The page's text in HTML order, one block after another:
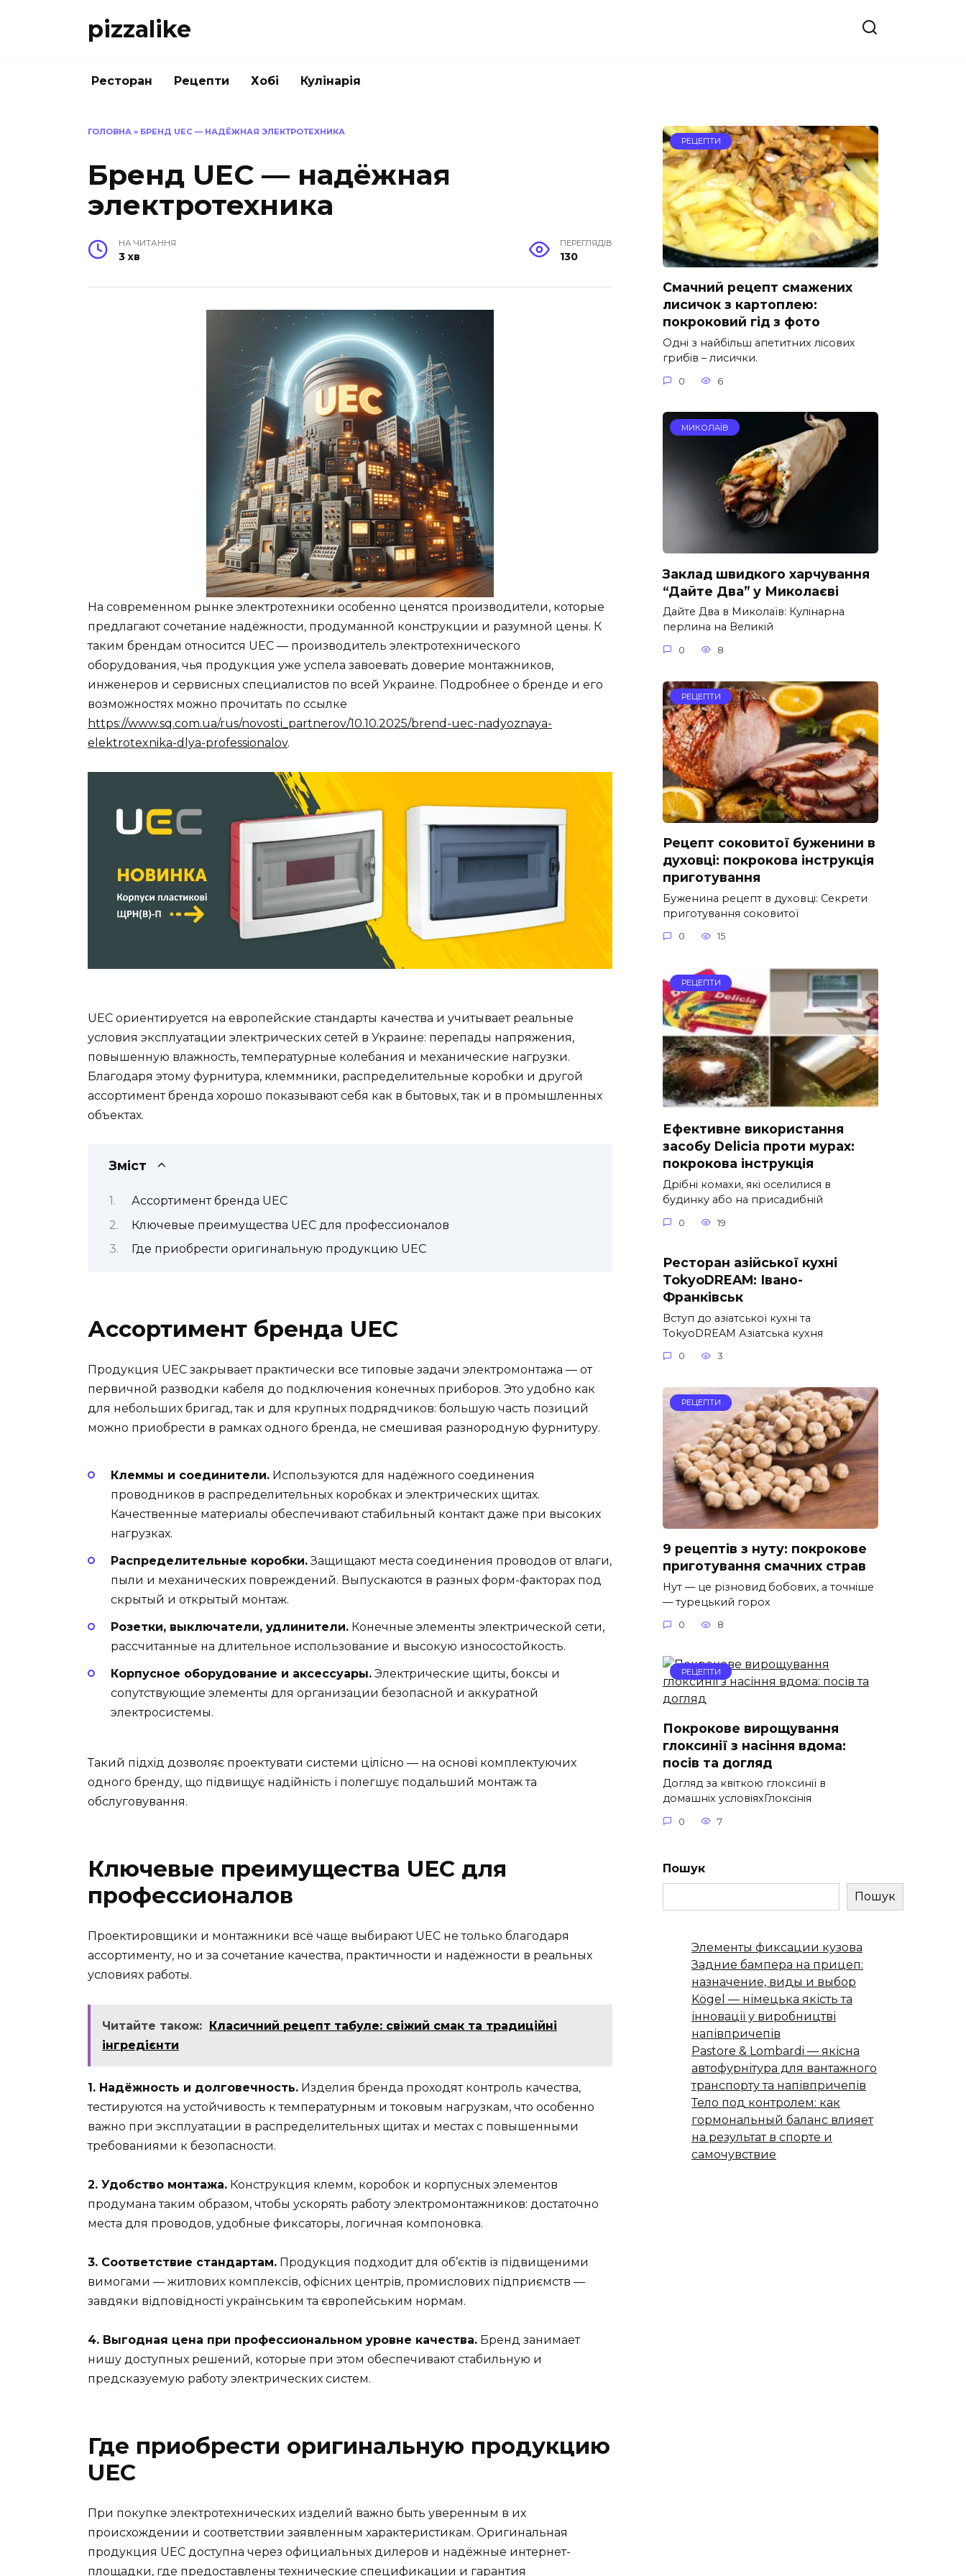
pizzalike
Ресторан Рецепти Хобі Кулінарія
ГОЛОВНА » БРЕНД UEC — НАДЁЖНАЯ ЭЛЕКТРОТЕХНИКА
Бренд UEC — надёжная
электротехника
НА ЧИТАННЯ
3 хв
ПЕРЕГЛЯДІВ
130
На современном рынке электротехники особенно ценятся производители, которые
предлагают сочетание надёжности, продуманной конструкции и разумной цены. К
таким брендам относится UEC — производитель электротехнического
оборудования, чья продукция уже успела завоевать доверие монтажников,
инженеров и сервисных специалистов по всей Украине. Подробнее о бренде и его
возможностях можно прочитать по ссылке
https://www.sq.com.ua/rus/novosti_partnerov/10.10.2025/brend-uec-nadyoznaya-
elektrotexnika-dlya-professionalov.
UEC ориентируется на европейские стандарты качества и учитывает реальные
условия эксплуатации электрических сетей в Украине: перепады напряжения,
повышенную влажность, температурные колебания и механические нагрузки.
Благодаря этому фурнитура, клеммники, распределительные коробки и другой
ассортимент бренда хорошо показывают себя как в бытовых, так и в промышленных
объектах.
Зміст
Ассортимент бренда UEC
Ключевые преимущества UEC для профессионалов
Где приобрести оригинальную продукцию UEC
Ассортимент бренда UEC
Продукция UEC закрывает практически все типовые задачи электромонтажа — от
первичной разводки кабеля до подключения конечных приборов. Это удобно как
для небольших бригад, так и для крупных подрядчиков: большую часть позиций
можно приобрести в рамках одного бренда, не смешивая разнородную фурнитуру.
Клеммы и соединители. Используются для надёжного соединения
проводников в распределительных коробках и электрических щитах.
Качественные материалы обеспечивают стабильный контакт даже при высоких
нагрузках.
Распределительные коробки.Защищают места соединения проводов от влаги,
пыли и механических повреждений. Выпускаются в разных форм-факторах под
скрытый и открытый монтаж.
Розетки, выключатели, удлинители. Конечные элементы электрической сети,
рассчитанные на длительное использование и высокую износостойкость.
Корпусное оборудование и аксессуары. Электрические щиты, боксы и
сопутствующие элементы для организации безопасной и аккуратной
электросистемы.
Такий підхід дозволяє проектувати системи цілісно — на основі комплектуючих
одного бренду, що підвищує надійність і полегшує подальший монтаж та
обслуговування.
Ключевые преимущества UEC для
профессионалов
Проектировщики и монтажники всё чаще выбирают UEC не только благодаря
ассортименту, но и за сочетание качества, практичности и надёжности в реальных
условиях работы.
Читайте також: Класичний рецепт табуле: свіжий смак та традиційні
інгредієнти
1. Надёжность и долговечность. Изделия бренда проходят контроль качества,
тестируются на устойчивость к температурным и токовым нагрузкам, что особенно
важно при эксплуатации в распределительных щитах и местах с повышенными
требованиями к безопасности.
2. Удобство монтажа. Конструкция клемм, коробок и корпусных элементов
продумана таким образом, чтобы ускорять работу электромонтажников: достаточно
места для проводов, удобные фиксаторы, логичная компоновка.
3. Соответствие стандартам. Продукция подходит для об’єктів із підвищеними
вимогами — житлових комплексів, офісних центрів, промислових підприємств —
завдяки відповідності українським та європейським нормам.
4. Выгодная цена при профессиональном уровне качества. Бренд занимает
нишу доступных решений, которые при этом обеспечивают стабильную и
предсказуемую работу электрических систем.
Где приобрести оригинальную продукцию
UEC
При покупке электротехнических изделий важно быть уверенным в их
происхождении и соответствии заявленным характеристикам. Оригинальная
продукция UEC доступна через официальных дилеров и надёжные интернет-
площадки, где предоставлены технические спецификации и гарантия
РЕЦЕПТИ
Смачний рецепт смажених
лисичок з картоплею:
покроковий гід з фото
Одні з найбільш апетитних лісових
грибів – лисички.
0 6
МИКОЛАЇВ
Заклад швидкого харчування
“Дайте Два” у Миколаєві
Дайте Два в Миколаїв: Кулінарна
перлина на Великій
0 8
РЕЦЕПТИ
Рецепт соковитої буженини в
духовці: покрокова інструкція
приготування
Буженина рецепт в духовці: Секрети
приготування соковитої
0 15
РЕЦЕПТИ
Ефективне використання
засобу Delicia проти мурах:
покрокова інструкція
Дрібні комахи, які оселилися в
будинку або на присадибній
0 19
Ресторан азійської кухні
TokyoDREAM: Івано-
Франківськ
Вступ до азіатської кухні та
TokyoDREAM Азіатська кухня
0 3
РЕЦЕПТИ
9 рецептів з нуту: покрокове
приготування смачних страв
Нут — це різновид бобових, а точніше
— турецький горох
0 8
РЕЦЕПТИ
Покрокове вирощування
глоксинії з насіння вдома:
посів та догляд
Догляд за квіткою глоксинії в
домашніх условіяхГлоксінія
0 7
Пошук
Пошук
Элементы фиксации кузова
Задние бампера на прицеп:
назначение, виды и выбор
Kögel — німецька якість та
інновації у виробництві
напівпричепів
Pastore & Lombardi — якісна
автофурнітура для вантажного
транспорту та напівпричепів
Тело под контролем: как
гормональный баланс влияет
на результат в спорте и
самочувствие